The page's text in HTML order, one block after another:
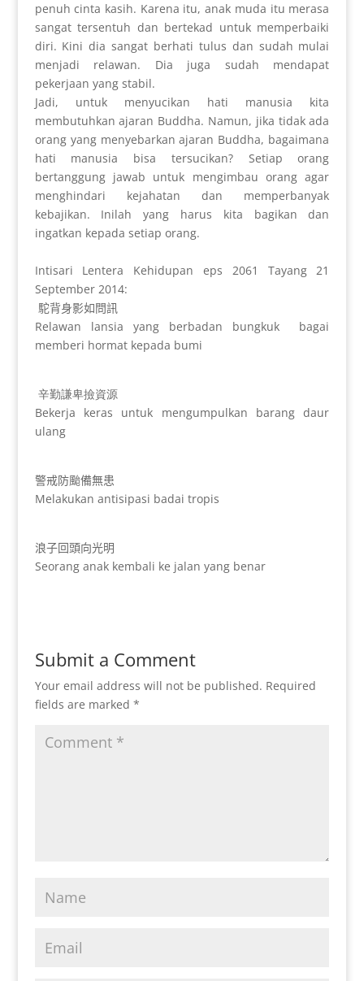
penuh cinta kasih. Karena itu, anak muda itu merasa
sangat tersentuh dan bertekad untuk memperbaiki
diri. Kini dia sangat berhati tulus dan sudah mulai
menjadi relawan. Dia juga sudah mendapat
pekerjaan yang stabil.
Jadi, untuk menyucikan hati manusia kita
membutuhkan ajaran Buddha. Namun, jika tidak ada
orang yang menyebarkan ajaran Buddha, bagaimana
hati manusia bisa tersucikan? Setiap orang
bertanggung jawab untuk mengimbau orang agar
menghindari kejahatan dan memperbanyak
kebajikan. Inilah yang harus kita bagikan dan
ingatkan kepada setiap orang.
Intisari Lentera Kehidupan eps 2061 Tayang 21
September 2014:
駝背身影如問訊
Relawan lansia yang berbadan bungkuk
bagai
memberi hormat kepada bumi
辛勤謙卑撿資源
Bekerja keras untuk mengumpulkan barang daur
ulang
警戒防颱備無患
Melakukan antisipasi badai tropis
浪子回頭向光明
Seorang anak kembali ke jalan yang benar
Submit a Comment
Your email address will not be published. Required
fields are marked *